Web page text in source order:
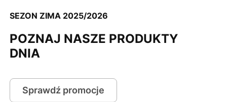
SEZON ZIMA 2025/2026
POZNAJ NASZE PRODUKTY
DNIA
Sprawdź promocje